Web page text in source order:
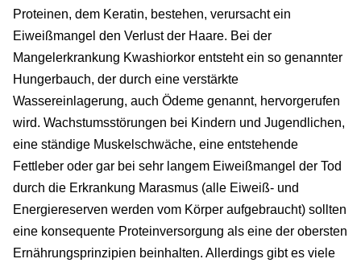
Proteinen, dem Keratin, bestehen, verursacht ein
Eiweißmangel den Verlust der Haare. Bei der
Mangelerkrankung Kwashiorkor entsteht ein so genannter
Hungerbauch, der durch eine verstärkte
Wassereinlagerung, auch Ödeme genannt, hervorgerufen
wird. Wachstumsstörungen bei Kindern und Jugendlichen,
eine ständige Muskelschwäche, eine entstehende
Fettleber oder gar bei sehr langem Eiweißmangel der Tod
durch die Erkrankung Marasmus (alle Eiweiß- und
Energiereserven werden vom Körper aufgebraucht) sollten
eine konsequente Proteinversorgung als eine der obersten
Ernährungsprinzipien beinhalten. Allerdings gibt es viele